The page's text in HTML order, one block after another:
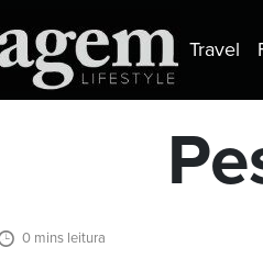
Travel
0 mins leitura